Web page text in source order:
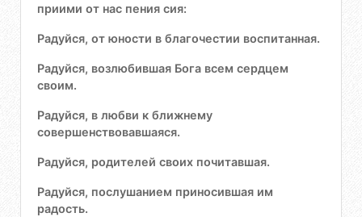
приими от нас пения сия:
Радуйся, от юности в благочестии воспитанная.
Радуйся, возлюбившая Бога всем сердцем
своим.
Радуйся, в любви к ближнему
совершенствовавшаяся.
Радуйся, родителей своих почитавшая.
Радуйся, послушанием приносившая им
радость.